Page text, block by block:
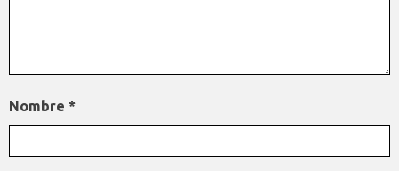
Nombre *